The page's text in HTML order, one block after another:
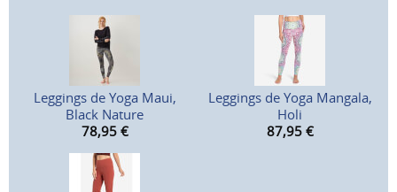
Leggings de Yoga Maui,
Black Nature
78,95 €
Leggings de Yoga Mangala,
Holi
87,95 €